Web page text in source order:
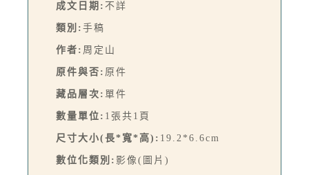
成文日期: 不詳
類別: 手稿
作者: 周定山
原件與否: 原件
藏品層次: 單件
數量單位: 1張共1頁
尺寸大小(長*寬*高): 19.2*6.6cm
數位化類別: 影像(圖片)